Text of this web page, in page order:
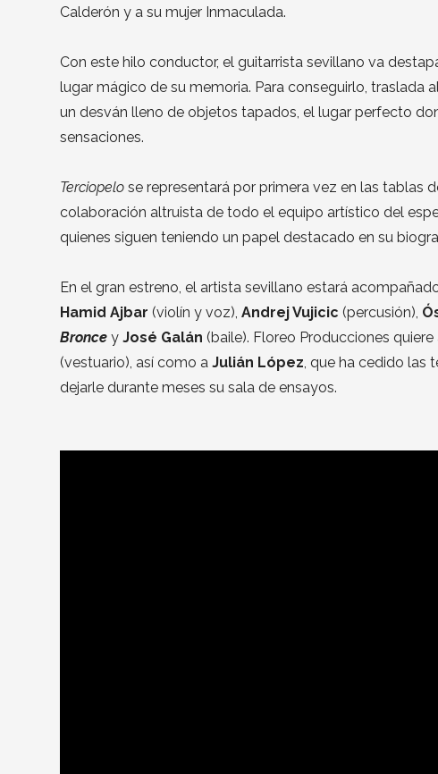
Calderón y a su mujer Inmaculada.
Con este hilo conductor, el guitarrista sevillano va
lugar mágico de su memoria. Para conseguirlo, traslada
un desván lleno de objetos tapados, el lugar perfecto
sensaciones.
Terciopelo se representará por primera vez en las tablas
colaboración altruista de todo el equipo artístico del
quienes siguen teniendo un papel destacado en su
En el gran estreno, el artista sevillano estará
Hamid Ajbar (violín y voz),Andrej Vujicic (percusión),
Bronce yJosé Galán (baile). Floreo Producciones
(vestuario), así como aJulián López, que ha cedido las
dejarle durante meses su sala de ensayos.